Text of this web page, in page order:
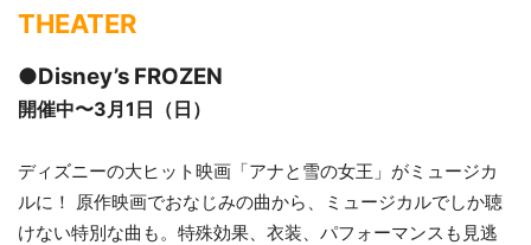
THEATER
●Disney’s FROZEN
開催中〜3月1日（日）
ディズニーの大ヒット映画「アナと雪の女王」がミュージカ
ルに！ 原作映画でおなじみの曲から、ミュージカルでしか聴
けない特別な曲も。特殊効果、衣装、パフォーマンスも見逃